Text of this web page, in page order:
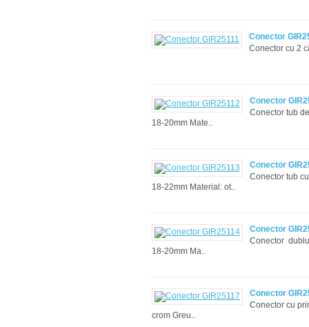
Conector
Conector cu 2
Conector
Conector tub
18-20mm Mate..
Conector
Conector tub
18-22mm Material: ot..
Conector
Conector
18-20mm Ma..
Conector
Conector cu
crom Greu..